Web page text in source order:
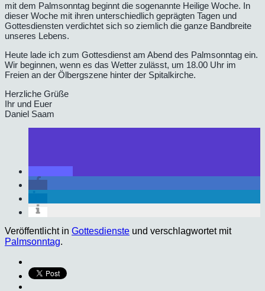
mit dem Palmsonntag beginnt die sogenannte Heilige Woche. In
dieser Woche mit ihren unterschiedlich geprägten Tagen und
Gottesdiensten verdichtet sich so ziemlich die ganze Bandbreite
unseres Lebens.
Heute lade ich zum Gottesdienst am Abend des Palmsonntag ein.
Wir beginnen, wenn es das Wetter zulässt, um 18.00 Uhr im
Freien an der Ölbergszene hinter der Spitalkirche.
Herzliche Grüße
Ihr und Euer
Daniel Saam
Veröffentlicht in Gottesdienste und verschlagwortet mit
Palmsonntag.